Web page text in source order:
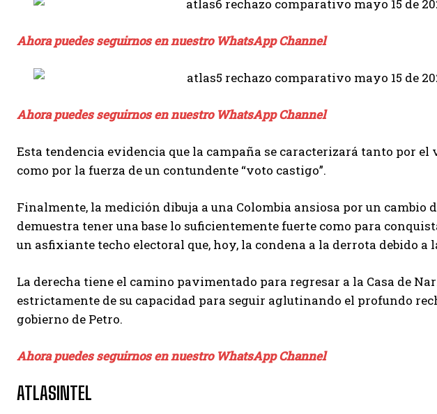
Ahora puedes seguirnos en nuestro WhatsApp Channel
Ahora puedes seguirnos en nuestro WhatsApp Channel
Esta tendencia evidencia que la campaña se caracterizará tanto por el
como por la fuerza de un contundente “voto castigo”.
Finalmente, la medición dibuja a una Colombia ansiosa por un cambio
demuestra tener una base lo suficientemente fuerte como para
un asfixiante techo electoral que, hoy, la condena a la derrota debido
La derecha tiene el camino pavimentado para regresar a la Casa de
estrictamente de su capacidad para seguir aglutinando el profundo
gobierno de Petro.
Ahora puedes seguirnos en nuestro WhatsApp Channel
ATLASINTEL